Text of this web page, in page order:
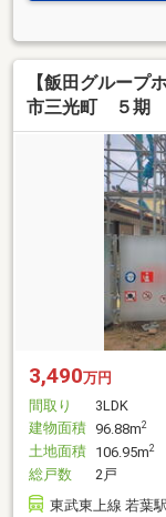
【飯田グルー
市三光町 ５期
3,490万円
間取り
3LDK
建物面積 96.88m2
土地面積 106.95m2
総戸数
2戸
東武東上線 若葉